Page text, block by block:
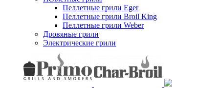
Пеллетные грили Eger
Пеллетные грили Broil King
Пеллетные грили Weber
Дровяные грили
Электрические грили